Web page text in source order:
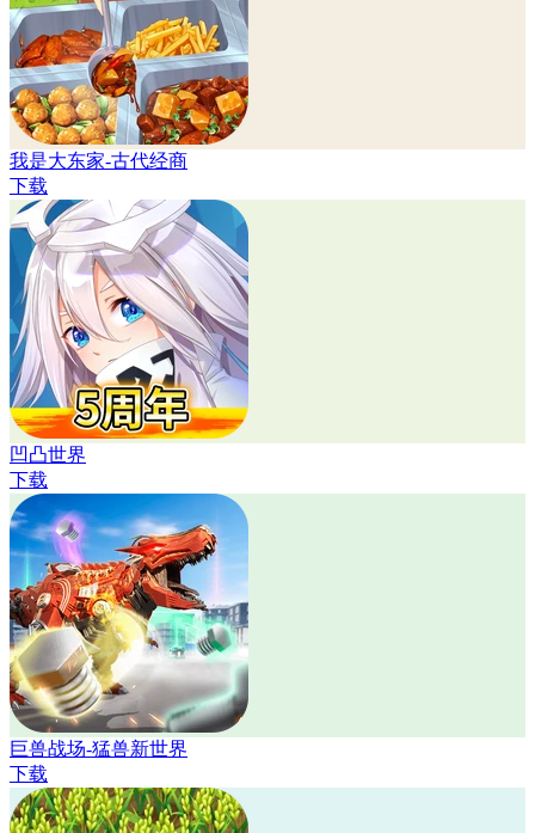
我是大东家-古代经商
下载
凹凸世界
下载
巨兽战场-猛兽新世界
下载